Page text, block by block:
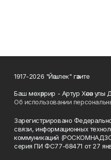
1917-2026 "Йәшлек" гәзите
Баш мөхәррир - Артур Хәсән улы
Об использовании
Зарегистрировано
связи, информационных
коммуникаций
серия ПИ ФС77-68471 от 27